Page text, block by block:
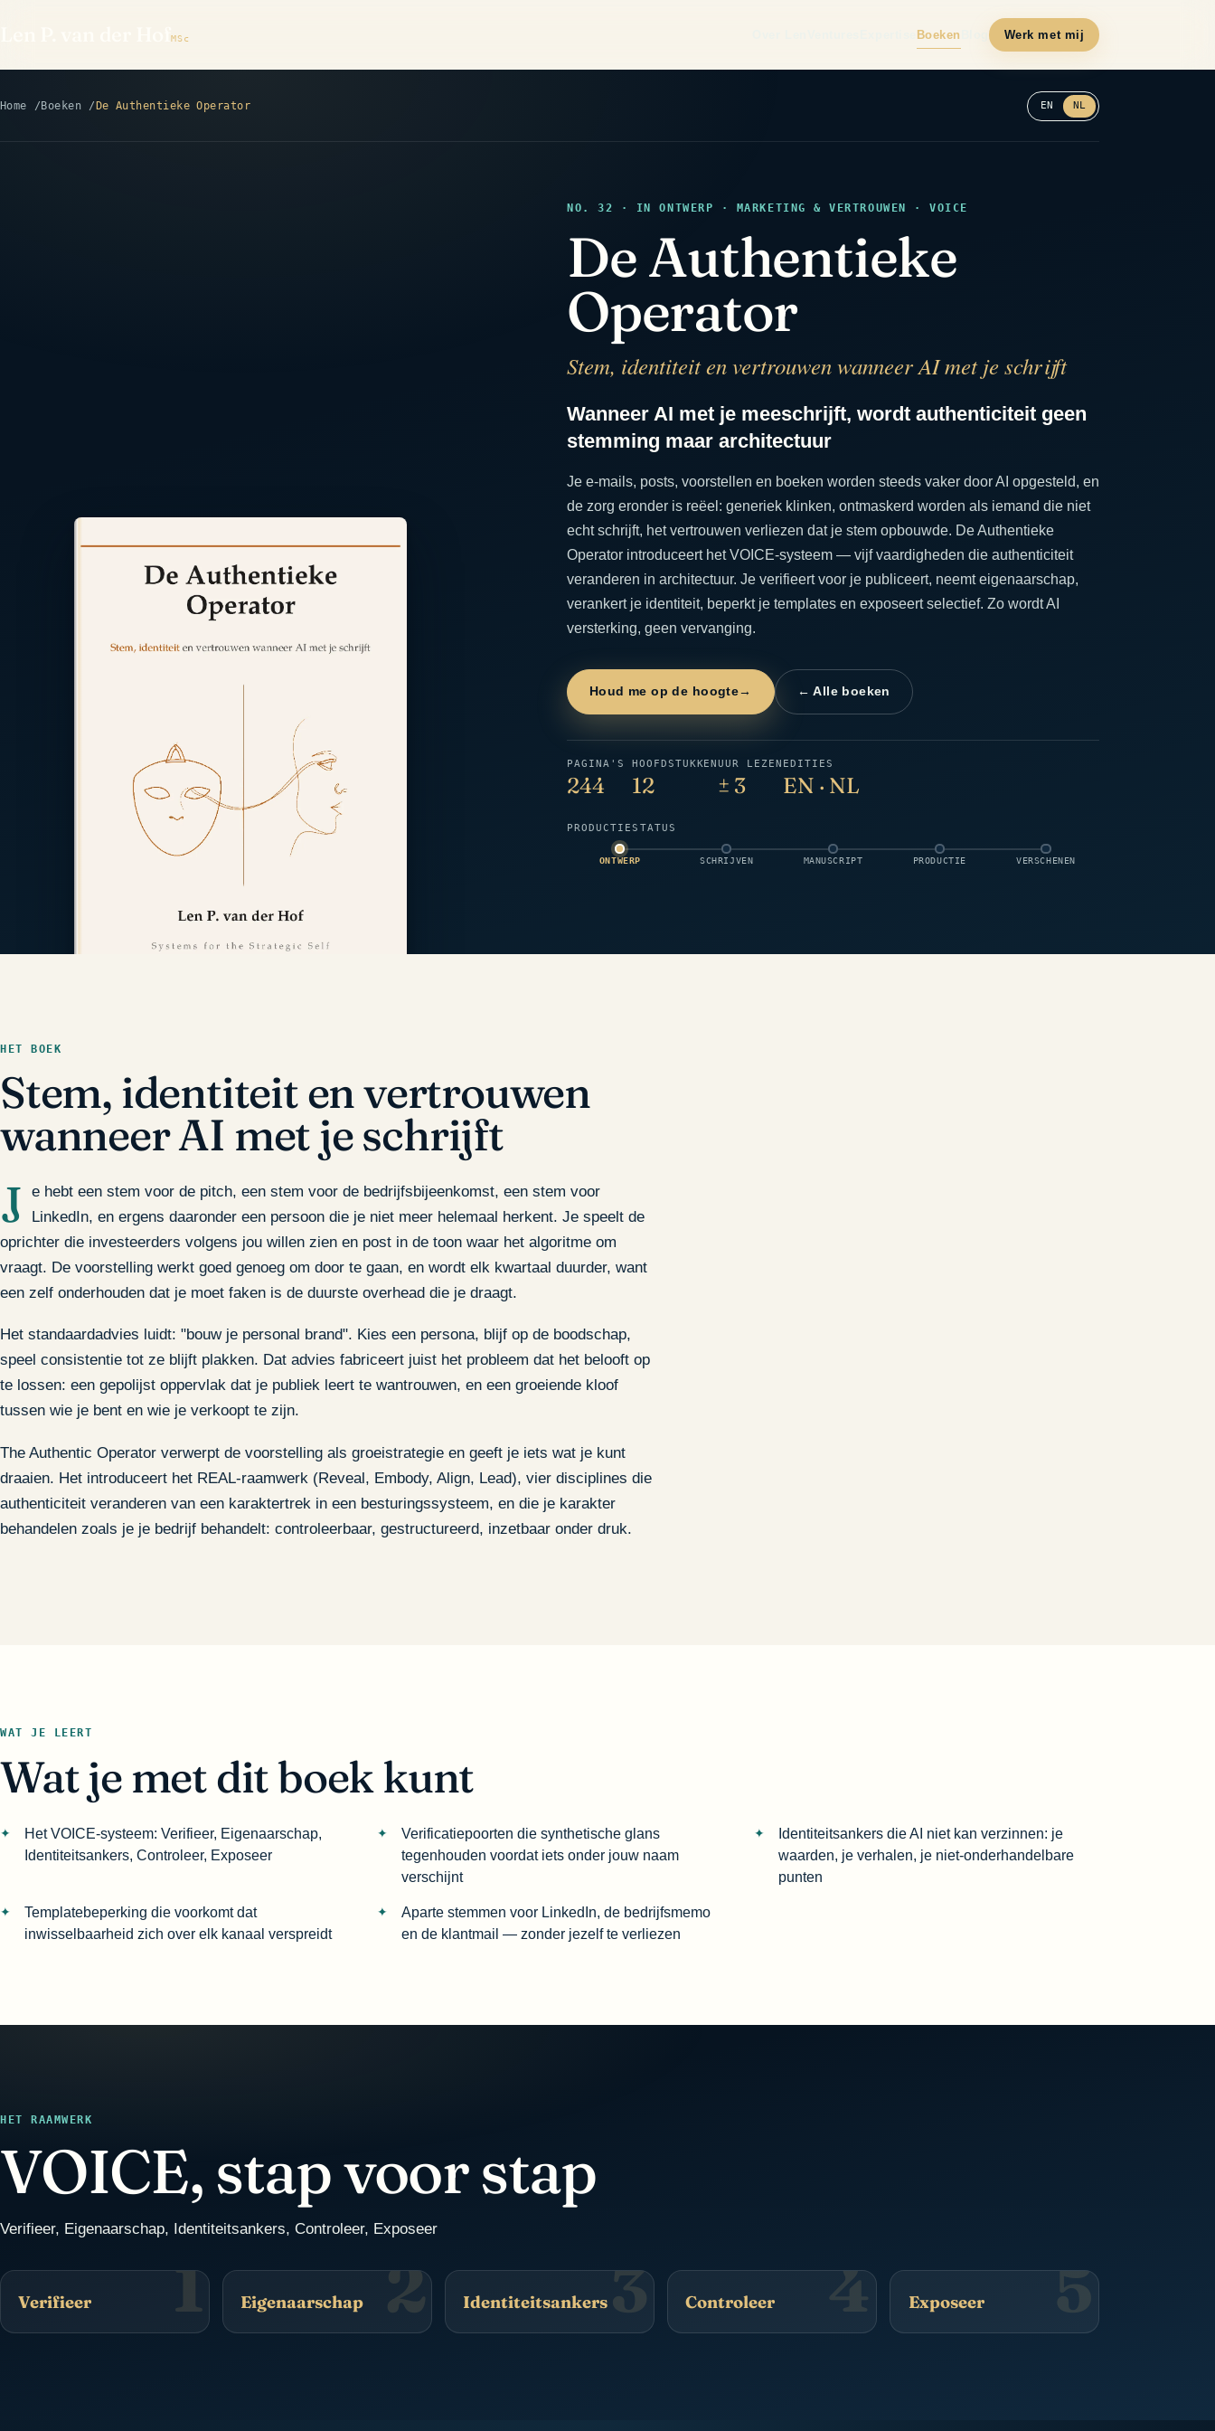
MSc Boeken Blog Werk met mij
Home Boeken De Authentieke Operator EN NL
NO. 32 · IN ONTWERP · MARKETING & VERTROUWEN · VOICE
De Authentieke
Operator
Stem, identiteit en vertrouwen wanneer AI met je schrijft
Wanneer AI met je meeschrijft, wordt authenticiteit geen
stemming maar architectuur
Je e-mails, posts, voorstellen en boeken worden steeds vaker door AI opgesteld, en
de zorg eronder is reëel: generiek klinken, ontmaskerd worden als iemand die niet
echt schrijft, het vertrouwen verliezen dat je stem opbouwde. De Authentieke
Operator introduceert het VOICE-systeem — vijf vaardigheden die authenticiteit
veranderen in architectuur. Je verifieert voor je publiceert, neemt eigenaarschap,
verankert je identiteit, beperkt je templates en exposeert selectief. Zo wordt AI
versterking, geen vervanging.
Houd me op de hoogte→ ← Alle boeken
PAGINA'S
244
HOOFDSTUKKEN
12
UUR LEZEN
± 3
EDITIES
EN · NL
PRODUCTIESTATUS
ONTWERP SCHRIJVEN MANUSCRIPT PRODUCTIE VERSCHENEN
HET BOEK
Stem, identiteit en vertrouwen
wanneer AI met je schrijft
J
e hebt een stem voor de pitch, een stem voor de bedrijfsbijeenkomst, een stem voor
LinkedIn, en ergens daaronder een persoon die je niet meer helemaal herkent. Je speelt de
oprichter die investeerders volgens jou willen zien en post in de toon waar het algoritme om
vraagt. De voorstelling werkt goed genoeg om door te gaan, en wordt elk kwartaal duurder, want
een zelf onderhouden dat je moet faken is de duurste overhead die je draagt.
Het standaardadvies luidt: "bouw je personal brand". Kies een persona, blijf op de boodschap,
speel consistentie tot ze blijft plakken. Dat advies fabriceert juist het probleem dat het belooft op
te lossen: een gepolijst oppervlak dat je publiek leert te wantrouwen, en een groeiende kloof
tussen wie je bent en wie je verkoopt te zijn.
The Authentic Operator verwerpt de voorstelling als groeistrategie en geeft je iets wat je kunt
draaien. Het introduceert het REAL-raamwerk (Reveal, Embody, Align, Lead), vier disciplines die
authenticiteit veranderen van een karaktertrek in een besturingssysteem, en die je karakter
behandelen zoals je je bedrijf behandelt: controleerbaar, gestructureerd, inzetbaar onder druk.
WAT JE LEERT
Wat je met dit boek kunt
Het VOICE-systeem: Verifieer, Eigenaarschap,
Identiteitsankers, Controleer, Exposeer
Verificatiepoorten die synthetische glans
tegenhouden voordat iets onder jouw naam
verschijnt
Identiteitsankers die AI niet kan verzinnen: je
waarden, je verhalen, je niet-onderhandelbare
punten
Templatebeperking die voorkomt dat
inwisselbaarheid zich over elk kanaal verspreidt
Aparte stemmen voor LinkedIn, de bedrijfsmemo
en de klantmail — zonder jezelf te verliezen
HET RAAMWERK
VOICE, stap voor stap
Verifieer, Eigenaarschap, Identiteitsankers, Controleer, Exposeer
1
Verifieer 2
Eigenaarschap 3
Identiteitsankers 4
Controleer 5
Exposeer